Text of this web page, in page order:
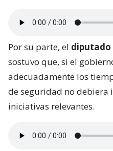
Por su parte, el diputado
sostuvo que, si el
adecuadamente los
de seguridad no debiera
iniciativas relevantes.